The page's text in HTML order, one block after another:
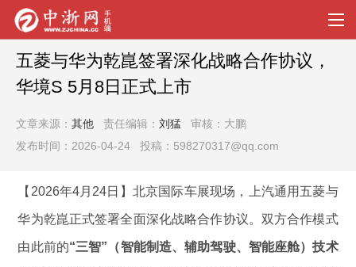
五菱与华为乾崑签署深化战略合作协议，
华境S 5月8日正式上市
文章来源： 其他 责任编辑： 刘猛 审核：大鹏
发布时间：2026-04-24 投稿：598270317@qq.com
【2026年4月24日】北京国际车展现场，上汽通用五菱与
华为乾崑正式签署全面深化战略合作协议。双方合作模式
由此前的“三智”（智能制造、辅助驾驶、智能座舱）技术